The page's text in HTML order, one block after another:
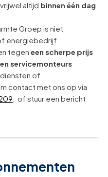
altijd binnen één dag
Groep is niet
energiebedrijf.
tegen een scherpe prijs
servicemonteurs
of
contact met ons op via
, of stuur een bericht